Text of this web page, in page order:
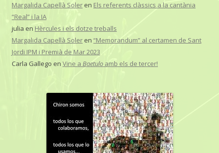
Margalida Capellà Soler en Els referents clàssics a la cantània
“Real” i la IA
julia en Hèrcules i els dotze treballs
Margalida Capellà Soler en “Memorandum” al certamen de Sant
Jordi IPM i Premià de Mar 2023
Carla Gallego en Vine a Baetulo amb els de tercer!